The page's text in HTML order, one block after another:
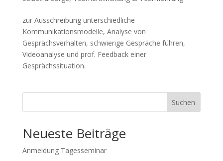
zur Ausschreibung unterschiedliche
Kommunikationsmodelle, Analyse von
Gesprächsverhalten, schwierige Gespräche führen,
Videoanalyse und prof. Feedback einer
Gesprächssituation.
Suchen
Neueste Beiträge
Anmeldung Tagesseminar